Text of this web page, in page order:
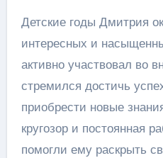
Детские годы Дмитрия
интересных и
активно участвовал во
стремился достичь
приобрести новые
кругозор и постоянная
помогли ему раскрыть